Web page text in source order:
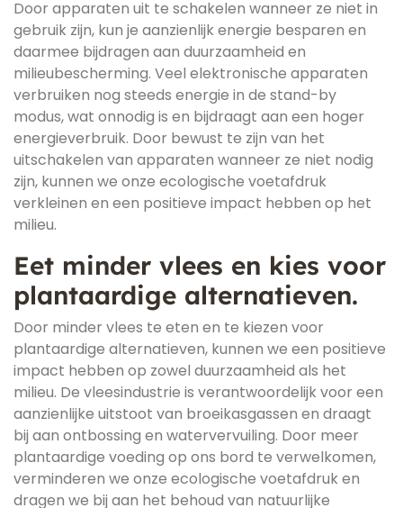
Door apparaten uit te schakelen wanneer ze niet in
gebruik zijn, kun je aanzienlijk energie besparen en
daarmee bijdragen aan duurzaamheid en
milieubescherming. Veel elektronische apparaten
verbruiken nog steeds energie in de stand-by
modus, wat onnodig is en bijdraagt aan een hoger
energieverbruik. Door bewust te zijn van het
uitschakelen van apparaten wanneer ze niet nodig
zijn, kunnen we onze ecologische voetafdruk
verkleinen en een positieve impact hebben op het
milieu.
Eet minder vlees en kies voor
plantaardige alternatieven.
Door minder vlees te eten en te kiezen voor
plantaardige alternatieven, kunnen we een positieve
impact hebben op zowel duurzaamheid als het
milieu. De vleesindustrie is verantwoordelijk voor een
aanzienlijke uitstoot van broeikasgassen en draagt
bij aan ontbossing en watervervuiling. Door meer
plantaardige voeding op ons bord te verwelkomen,
verminderen we onze ecologische voetafdruk en
dragen we bij aan het behoud van natuurlijke